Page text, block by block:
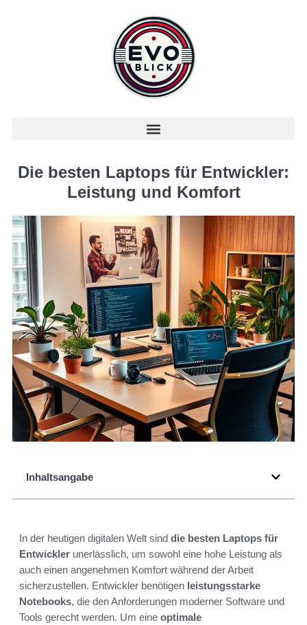
Die besten Laptops für Entwickler:
Leistung und Komfort
Inhaltsangabe
In der heutigen digitalen Welt sind die besten Laptops für
Entwickler unerlässlich, um sowohl eine hohe Leistung als
auch einen angenehmen Komfort während der Arbeit
sicherzustellen. Entwickler benötigen leistungsstarke
Notebooks, die den Anforderungen moderner Software und
Tools gerecht werden. Um eine optimale